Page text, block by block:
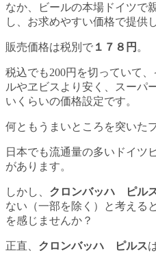
なか、ビールの本場ドイツで
し、お求めやすい価格で提供
販売価格は税別で １７８円 。
税込でも200円を切っていて
ルやヱビスより安く、スーパ
いくらいの価格設定です。
何ともうまいところを突いた
日本でも流通量の多いドイツ
があります。
しかし、 クロンバッハ ピル
ない（一部を除く）と考える
を感じませんか？
正直、 クロンバッハ ピルス